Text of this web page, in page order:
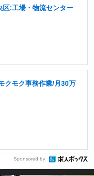
区:工場・物流センター
クモク事務作業/月30万
Sponsored by